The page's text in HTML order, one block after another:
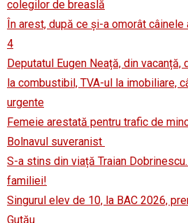
colegilor de breaslă
În arest, după ce și-a omorât câinele
4
Deputatul Eugen Neață, din vacanță,
la combustibil, TVA-ul la imobiliare,
urgente
Femeie arestată pentru trafic de
Bolnavul suveranist
S-a stins din viață Traian
familiei!
Singurul elev de 10, la BAC 2026,
Gutău